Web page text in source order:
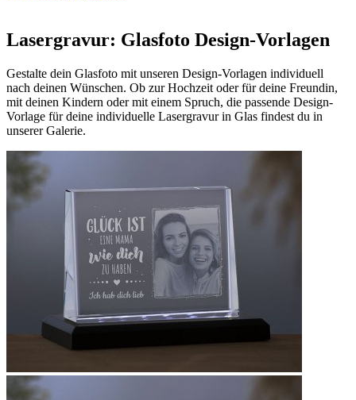
Lasergravur: Glasfoto Design-Vorlagen
Gestalte dein Glasfoto mit unseren Design-Vorlagen individuell
nach deinen Wünschen. Ob zur Hochzeit oder für deine Freundin,
mit deinen Kindern oder mit einem Spruch, die passende Design-
Vorlage für deine individuelle Lasergravur in Glas findest du in
unserer Galerie.